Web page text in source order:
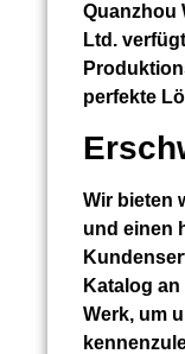
Quanzhou
Ltd.
perfekte
Wir bieten
und einen
Katalog
Werk, um